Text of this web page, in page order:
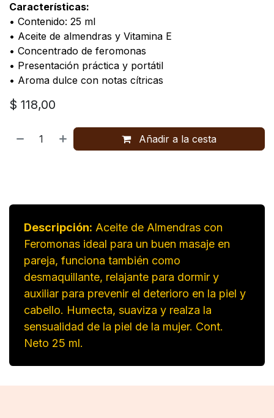
Características:
• Contenido: 25 ml
• Aceite de almendras y Vitamina E
• Concentrado de feromonas
• Presentación práctica y portátil
• Aroma dulce con notas cítricas
$ 118,00
Añadir a la cesta
Descripción: Aceite de Almendras con
Feromonas ideal para un buen masaje en
pareja, funciona también como
desmaquillante, relajante para dormir y
auxiliar para prevenir el deterioro en la piel y
cabello. Humecta, suaviza y realza la
sensualidad de la piel de la mujer. Cont.
Neto 25 ml.